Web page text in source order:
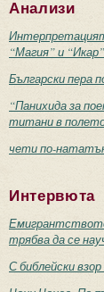
Анализи
“Магия” и
Български пера
“Панихида за
титани в
чети по-
Интервюта
трябва да се
С библейски